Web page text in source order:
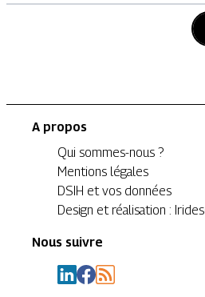
A propos
Qui sommes-nous ?
Mentions légales
DSIH et vos données
Design et réalisation :
Nous suivre